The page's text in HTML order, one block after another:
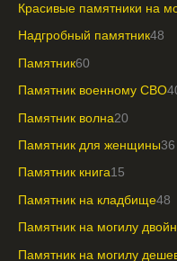
Красивые памятники на
Надгробный памятник48
Памятник60
Памятник военному СВО
Памятник волна20
Памятник для женщины36
Памятник книга15
Памятник на кладбище48
Памятник на могилу
Памятник на могилу